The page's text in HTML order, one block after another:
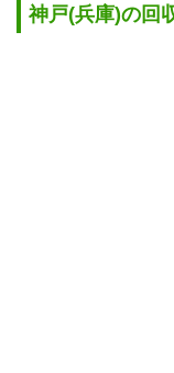
神戸(兵庫)の回